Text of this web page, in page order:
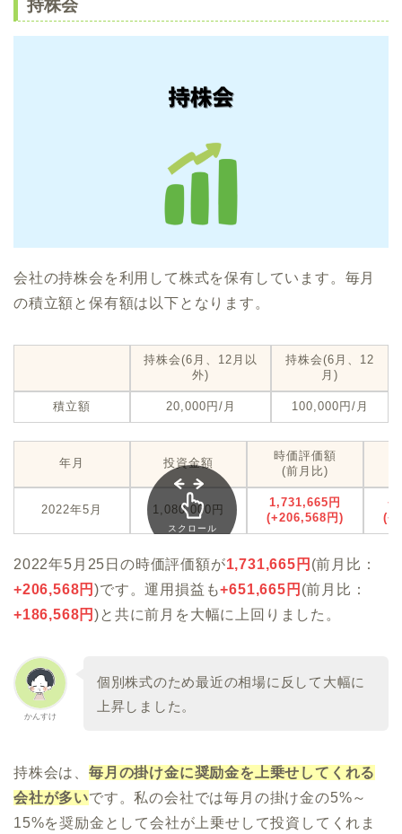
持株会
会社の持株会を利用して株式を保有しています。毎月
の積立額と保有額は以下となります。
持株会(6月、12月以
外)
持株会(6月、12
月)
積立額 20,000円/月 100,000円/月
年月 投資金額
時価評価額
(前月比)
2022年5月 1,080,000円
1,731,665円
(+206,568円)
スクロール
2022年5月25日の時価評価額が1,731,665 円 (前月比：
+206,568円)です。運用損益も+651,665 円 (前月比：
+186,568円)と共に前月を大幅に上回りました。
かんすけ
個別株式のため最近の相場に反して大幅に
上昇しました。
持株会は、 毎月の掛け金に奨励金を上乗せしてくれる
会社が多いです。私の会社では毎月の掛け金の5%～
15%を奨励金として会社が上乗せして投資してくれま